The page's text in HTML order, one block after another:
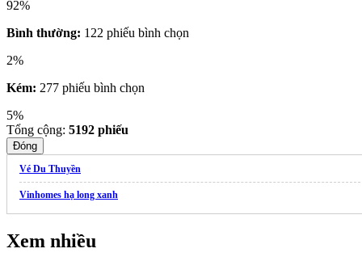
92%
Bình thường: 122 phiếu bình chọn
2%
Kém: 277 phiếu bình chọn
5%
Tổng cộng: 5192 phiếu
Đóng
Vé Du Thuyền
Vinhomes hạ long xanh
Xem nhiều